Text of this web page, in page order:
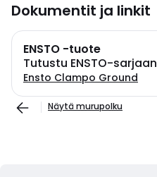
Dokumentit ja linkit
ENSTO -tuote
Tutustu ENSTO-sarjaan
Ensto Clampo Ground
Näytä murupolku